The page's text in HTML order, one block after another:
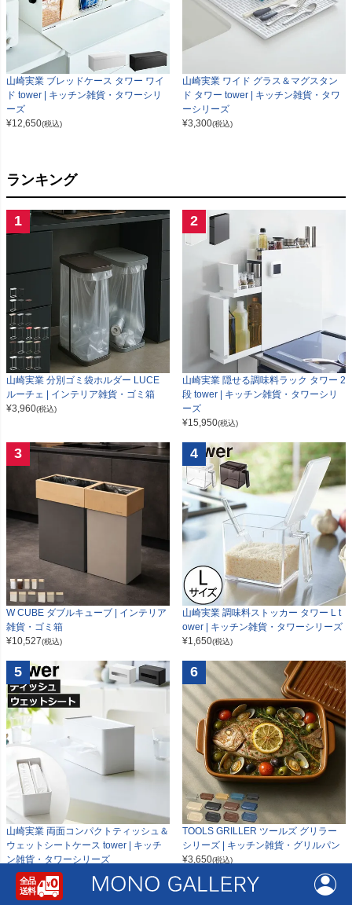
山崎実業 ブレッドケース タワー ワイ
ド tower | キッチン雑貨・タワーシリ
ーズ
¥12,650(税込)
山崎実業 ワイド グラス＆マグスタン
ド タワー tower | キッチン雑貨・タワ
ーシリーズ
¥3,300(税込)
ランキング
1
山崎実業 分別ゴミ袋ホルダー LUCE
ルーチェ | インテリア雑貨・ゴミ箱
¥3,960(税込)
2
山崎実業 隠せる調味料ラック タワー 2
段 tower | キッチン雑貨・タワーシリ
ーズ
¥15,950(税込)
3
W CUBE ダブルキューブ | インテリア
雑貨・ゴミ箱
¥10,527(税込)
4
山崎実業 調味料ストッカー タワー L t
ower | キッチン雑貨・タワーシリーズ
¥1,650(税込)
5
山崎実業 両面コンパクトティッシュ＆
ウェットシートケース tower | キッチ
ン雑貨・タワーシリーズ
3,240(税込)
6
TOOLS GRILLER ツールズ グリラー
シリーズ | キッチン雑貨・グリルパン
¥3,650(税込)